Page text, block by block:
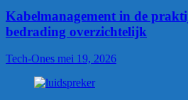
Kabelmanagement in de
bedrading overzichtelijk
Tech-Ones mei 19, 2026